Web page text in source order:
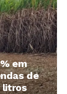
em
de
litros